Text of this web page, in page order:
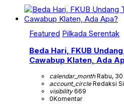
Featured Pilkada Serentak
Beda Hari, FKUB
Cawabup Klaten, Ada
calendar_monthRabu,
account_circleRedaksi
visibility669
0Komentar